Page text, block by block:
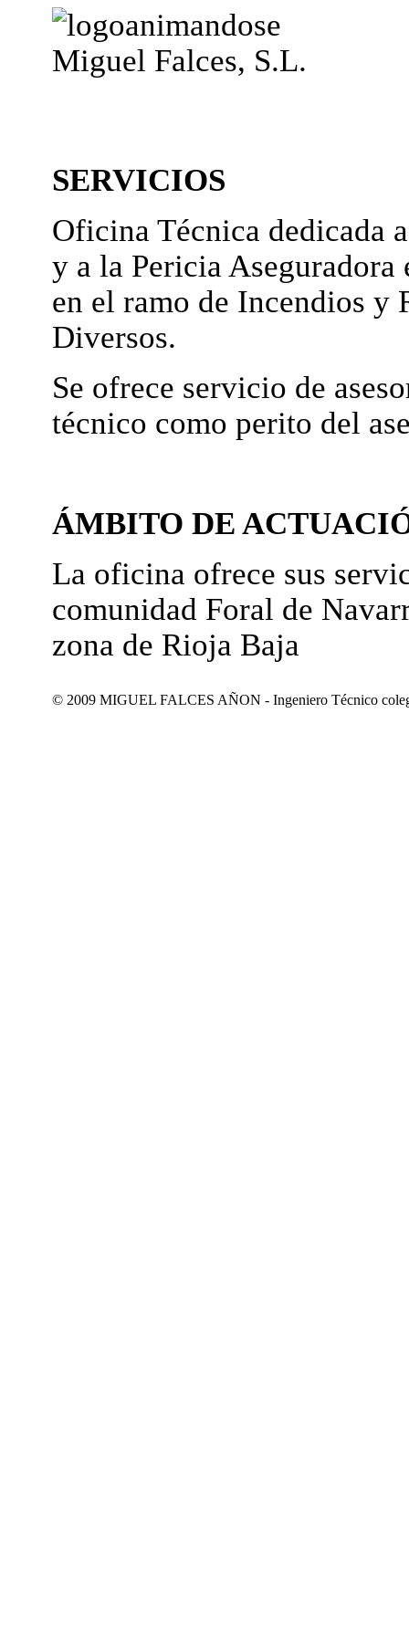
Miguel Falces, S.L.
SERVICIOS
Oficina Técnica dedicada
y a la Pericia Aseguradora
en el ramo de Incendios y
Diversos.
Se ofrece servicio de
técnico como perito del
ÁMBITO DE
La oficina ofrece sus
comunidad Foral de
zona de Rioja Baja
© 2009 MIGUEL FALCES AÑON - Ingeniero Técnico